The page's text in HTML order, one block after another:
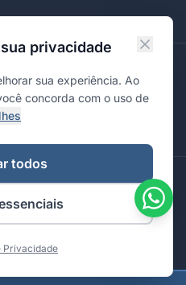
CascavelPonta Grossa
Verdade. Todos os direitos
privacidade
sua experiência. Ao
concorda com o uso de
todos
Privacidade